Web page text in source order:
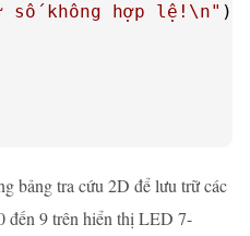
số không hợp lệ!\n" );
bảng tra cứu 2D để lưu trữ các
đến 9 trên hiển thị LED 7-